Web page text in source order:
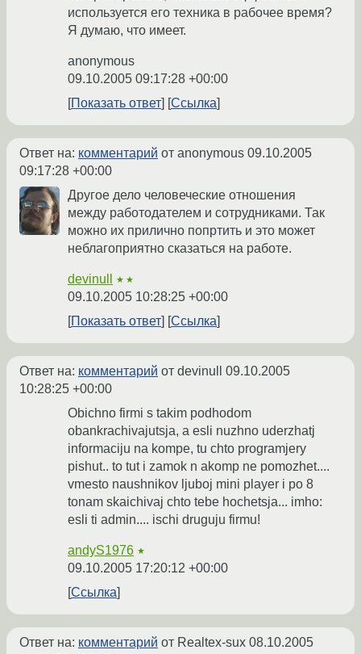
используется его техника в рабочее время?
Я думаю, что имеет.
anonymous
09.10.2005 09:17:28 +00:00
Показать ответ
Ссылка
Ответ на: комментарий от anonymous 09.10.2005
09:17:28 +00:00
Другое дело человеческие отношения
между работодателем и сотрудниками. Так
можно их прилично попртить и это может
неблагоприятно сказаться на работе.
devinull ★★
09.10.2005 10:28:25 +00:00
Показать ответ
Ссылка
Ответ на: комментарий от devinull 09.10.2005
10:28:25 +00:00
Obichno firmi s takim podhodom
obankrachivajutsja, a esli nuzhno uderzhatj
informaciju na kompe, tu chto programjery
pishut.. to tut i zamok n akomp ne pomozhet....
vmesto naushnikov ljuboj mini player i po 8
tonam skaichivaj chto tebe hochetsja... imho:
esli ti admin.... ischi druguju firmu!
andyS1976 ★
09.10.2005 17:20:12 +00:00
Ссылка
Ответ на: комментарий от Realtex-sux 08.10.2005